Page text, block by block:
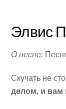
Элвис
О песне:
Скучать не
делом, и вам